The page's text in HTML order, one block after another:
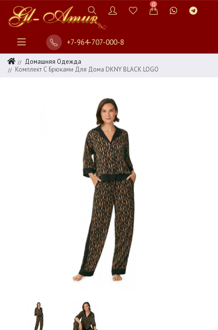
0
+7-964-707-000-8
Домашняя Одежда
Комплект С Брюками Для Дома DKNY BLACK LOGO